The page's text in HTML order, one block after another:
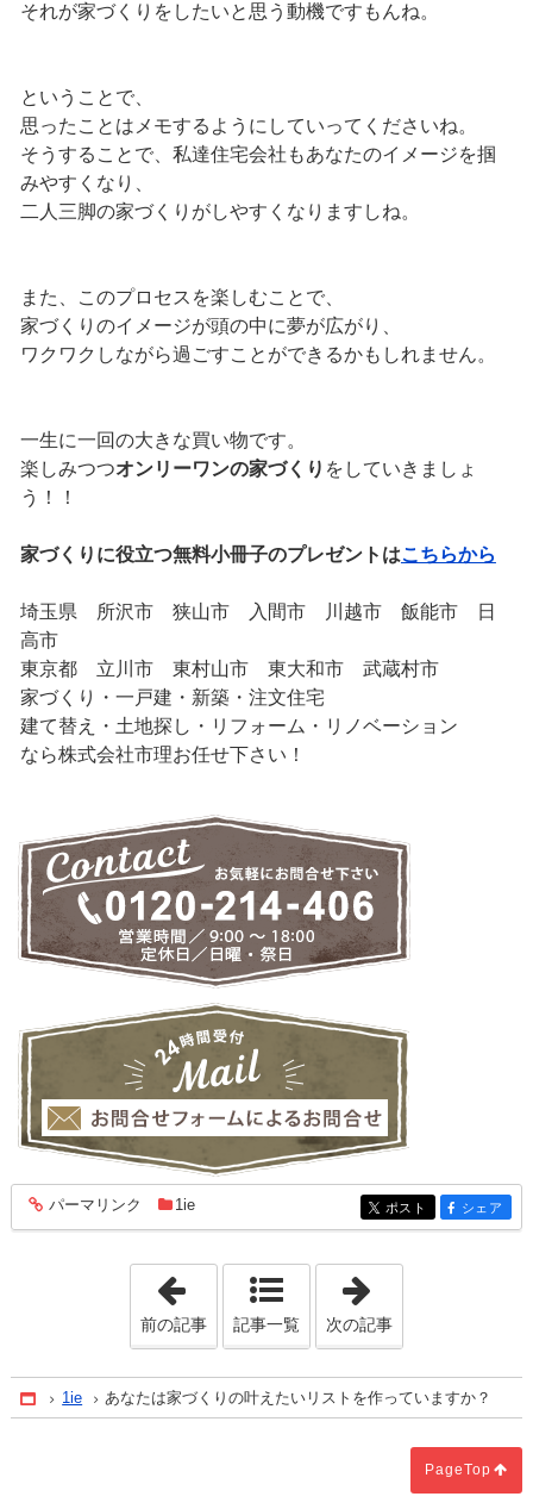
それが家づくりをしたいと思う動機ですもんね。
ということで、
思ったことはメモするようにしていってくださいね。
そうすることで、私達住宅会社もあなたのイメージを掴
みやすくなり、
二人三脚の家づくりがしやすくなりますしね。
また、このプロセスを楽しむことで、
家づくりのイメージが頭の中に夢が広がり、
ワクワクしながら過ごすことができるかもしれません。
一生に一回の大きな買い物です。
楽しみつつオンリーワンの家づくり をしていきましょ
う！！
家づくりに役立つ無料小冊子のプレゼントはこちらから
埼玉県 所沢市 狭山市 入間市 川越市 飯能市 日
高市
東京都 立川市 東村山市 東大和市 武蔵村市
家づくり・一戸建・新築・注文住宅
建て替え・土地探し・リフォーム・リノベーション
なら株式会社市理お任せ下さい！
entry1608
パーマリンク 1ie entry1608
ポスト entry1608
シェア
「あなたの家づくりは不動産屋(土地)か
前の記事 記事一覧 次の記事
Home
1ie あなたは家づくりの叶えたいリストを作っていますか？
PageTop